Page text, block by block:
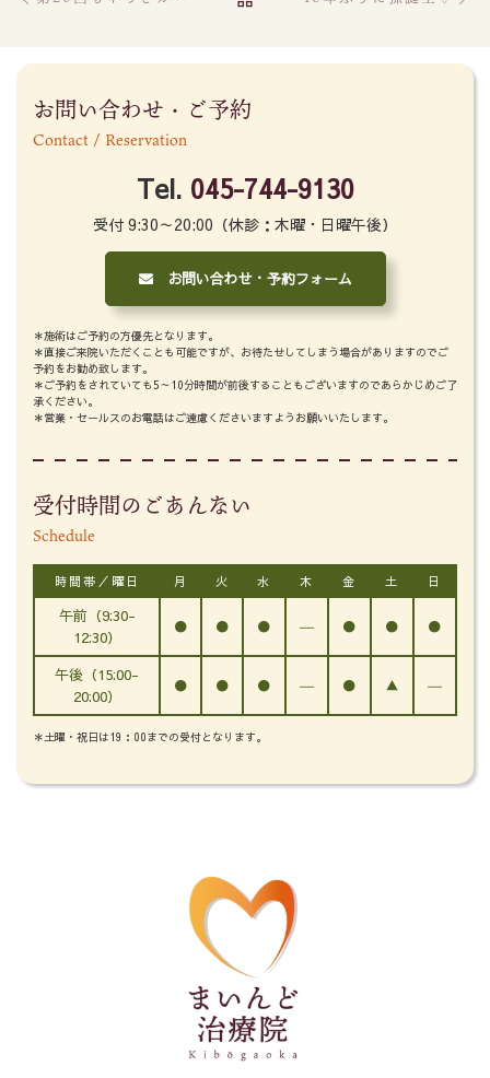
お問い合わせ・ご予約
Contact / Reservation
Tel. 045-744-9130
受付 9:30～20:00（休診：木曜・日曜午後）
お問い合わせ・予約フォーム
＊施術はご予約の方優先となります。
＊直接ご来院いただくことも可能ですが、お待たせしてしまう場合がありますのでご
予約をお勧め致します。
＊ご予約をされていても5～10分時間が前後することもございますのであらかじめご了
承ください。
＊営業・セールスのお電話はご遠慮くださいますようお願いいたします。
受付時間のごあんない
Schedule
時間帯／曜日 月 火 水 木 金 土 日
午前（9:30-
12:30）
● ● ● ― ● ● ●
午後（15:00-
20:00）
● ● ● ― ● ▲ ―
＊土曜・祝日は19：00までの受付となります。